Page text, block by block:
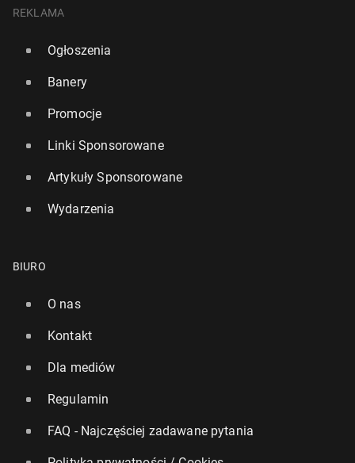
REKLAMA
Ogłoszenia
Banery
Promocje
Linki Sponsorowane
Artykuły Sponsorowane
Wydarzenia
BIURO
O nas
Kontakt
Dla mediów
Regulamin
FAQ - Najczęściej zadawane pytania